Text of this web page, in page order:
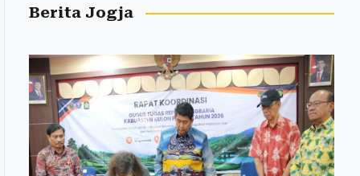
Berita Jogja